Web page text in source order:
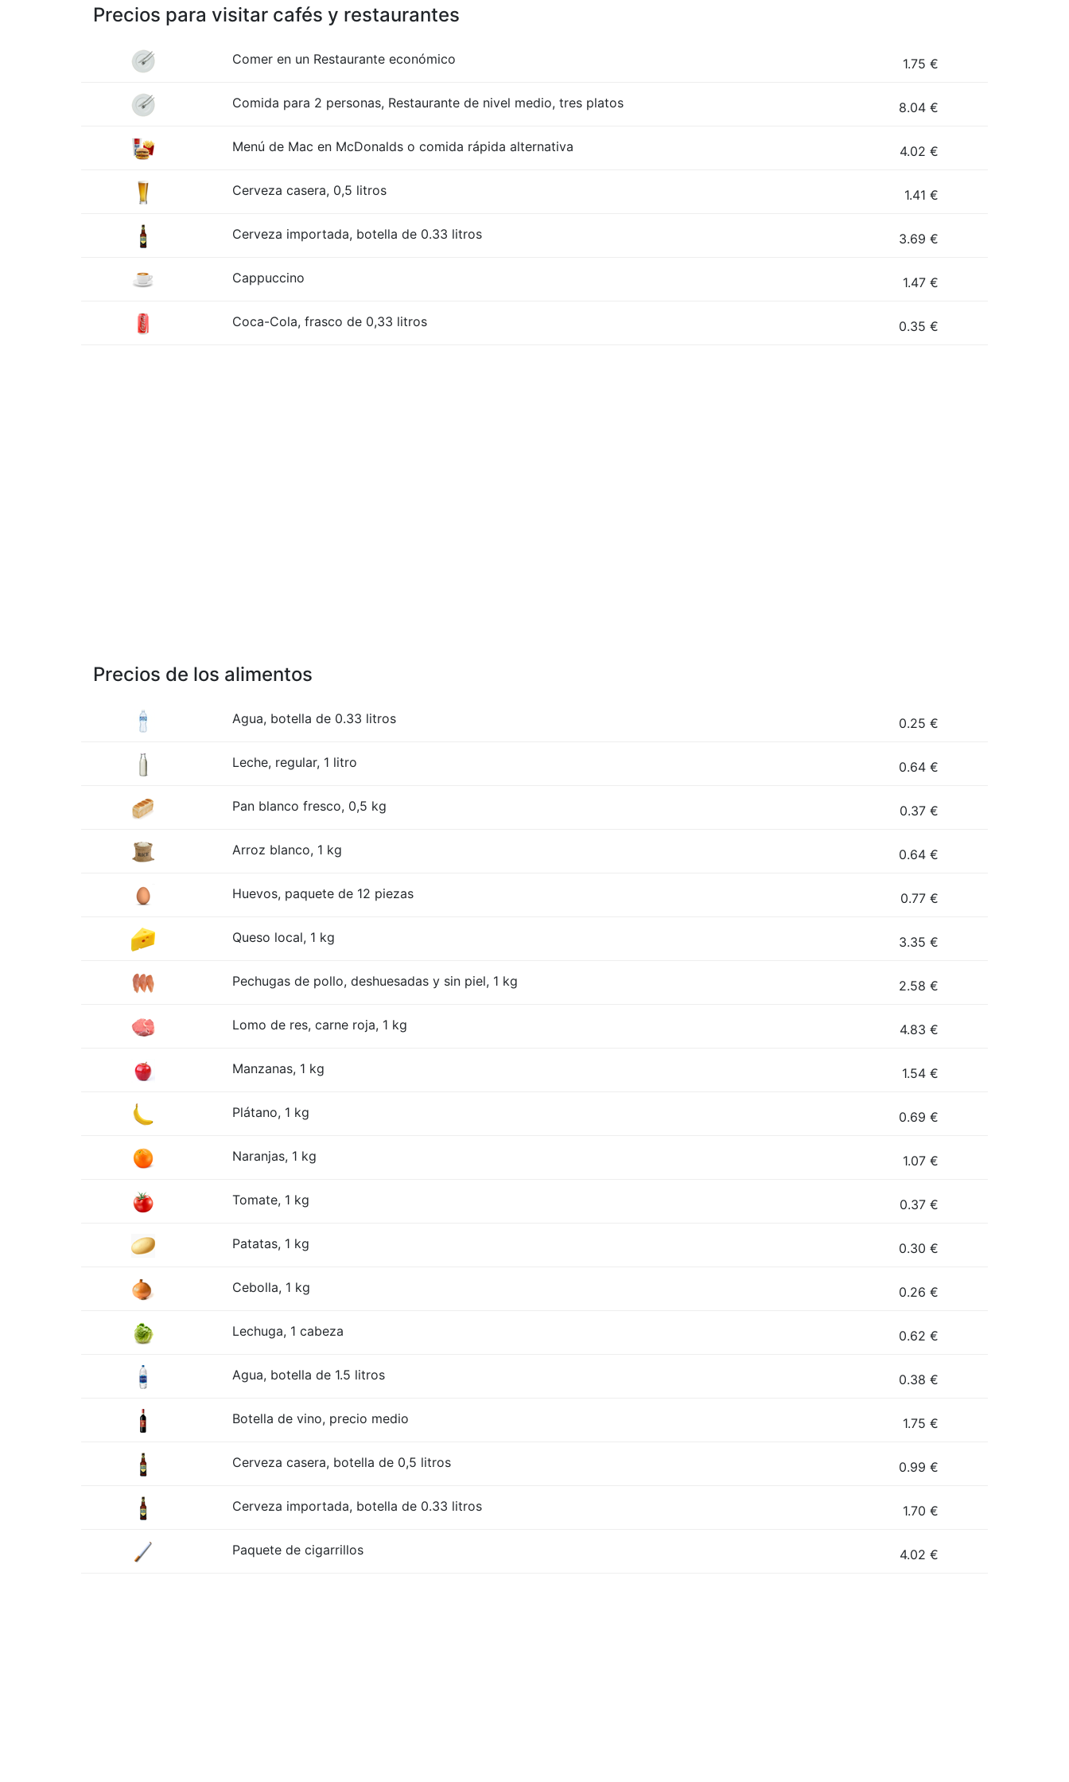
Precios para visitar cafés y restaurantes
Comer en un Restaurante económico 1.75 €
Comida para 2 personas, Restaurante de nivel medio, tres platos 8.04 €
Menú de Mac en McDonalds o comida rápida alternativa 4.02 €
Cerveza casera, 0,5 litros 1.41 €
Cerveza importada, botella de 0.33 litros 3.69 €
Cappuccino 1.47 €
Coca-Cola, frasco de 0,33 litros 0.35 €
Precios de los alimentos
Agua, botella de 0.33 litros 0.25 €
Leche, regular, 1 litro 0.64 €
Pan blanco fresco, 0,5 kg 0.37 €
Arroz blanco, 1 kg 0.64 €
Huevos, paquete de 12 piezas 0.77 €
Queso local, 1 kg 3.35 €
Pechugas de pollo, deshuesadas y sin piel, 1 kg 2.58 €
Lomo de res, carne roja, 1 kg 4.83 €
Manzanas, 1 kg 1.54 €
Plátano, 1 kg 0.69 €
Naranjas, 1 kg 1.07 €
Tomate, 1 kg 0.37 €
Patatas, 1 kg 0.30 €
Cebolla, 1 kg 0.26 €
Lechuga, 1 cabeza 0.62 €
Agua, botella de 1.5 litros 0.38 €
Botella de vino, precio medio 1.75 €
Cerveza casera, botella de 0,5 litros 0.99 €
Cerveza importada, botella de 0.33 litros 1.70 €
Paquete de cigarrillos 4.02 €